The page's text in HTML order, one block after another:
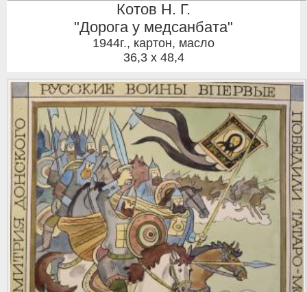
Котов Н. Г.
"Дорога у медсанбата"
1944г., картон, масло
36,3 x 48,4